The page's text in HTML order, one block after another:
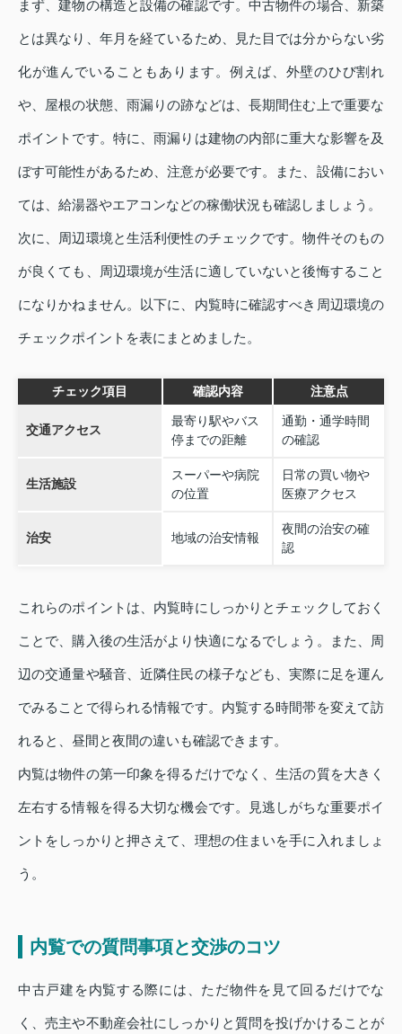
まず、建物の構造と設備の確認です。中古物件の場合、新築
とは異なり、年月を経ているため、見た目では分からない劣
化が進んでいることもあります。例えば、外壁のひび割れ
や、屋根の状態、雨漏りの跡などは、長期間住む上で重要な
ポイントです。特に、雨漏りは建物の内部に重大な影響を及
ぼす可能性があるため、注意が必要です。また、設備におい
ては、給湯器やエアコンなどの稼働状況も確認しましょう。
次に、周辺環境と生活利便性のチェックです。物件そのもの
が良くても、周辺環境が生活に適していないと後悔すること
になりかねません。以下に、内覧時に確認すべき周辺環境の
チェックポイントを表にまとめました。
チェック項目 確認内容 注意点
交通アクセス
最寄り駅やバス
停までの距離
通勤・通学時間
の確認
生活施設
スーパーや病院
の位置
日常の買い物や
医療アクセス
治安 地域の治安情報
夜間の治安の確
認
これらのポイントは、内覧時にしっかりとチェックしておく
ことで、購入後の生活がより快適になるでしょう。また、周
辺の交通量や騒音、近隣住民の様子なども、実際に足を運ん
でみることで得られる情報です。内覧する時間帯を変えて訪
れると、昼間と夜間の違いも確認できます。
内覧は物件の第一印象を得るだけでなく、生活の質を大きく
左右する情報を得る大切な機会です。見逃しがちな重要ポイ
ントをしっかりと押さえて、理想の住まいを手に入れましょ
う。
内覧での質問事項と交渉のコツ
中古戸建を内覧する際には、ただ物件を見て回るだけでな
く、売主や不動産会社にしっかりと質問を投げかけることが